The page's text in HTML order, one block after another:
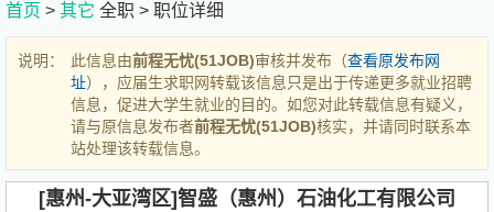
首页 > 其它 全职 > 职位详细
说明： 此信息由前程无忧(51JOB)审核并发布（查看原发布网
址），应届生求职网转载该信息只是出于传递更多就业招聘
信息，促进大学生就业的目的。如您对此转载信息有疑义，
请与原信息发布者前程无忧(51JOB)核实，并请同时联系本
站处理该转载信息。
[惠州-大亚湾区]智盛（惠州）石油化工有限公司